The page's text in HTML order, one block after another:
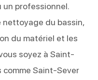
un professionnel.
nettoyage du bassin,
du matériel et les
soyez à Saint-
comme Saint-Sever